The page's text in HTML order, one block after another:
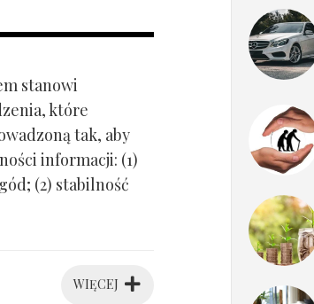
stanowi
które
tak, aby
informacji: (1)
(2) stabilność
WIĘCEJ